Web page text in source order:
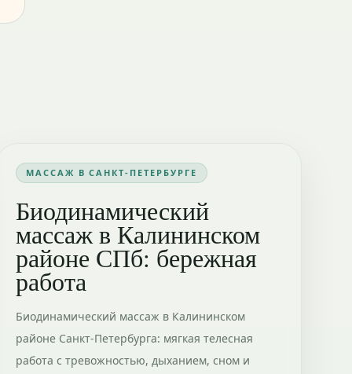
МАССАЖ В САНКТ-ПЕТЕРБУРГЕ
Биодинамический
массаж в Калининском
районе СПб: бережная
работа
Биодинамический массаж в Калининском
районе Санкт-Петербурга: мягкая телесная
работа с тревожностью, дыханием, сном и